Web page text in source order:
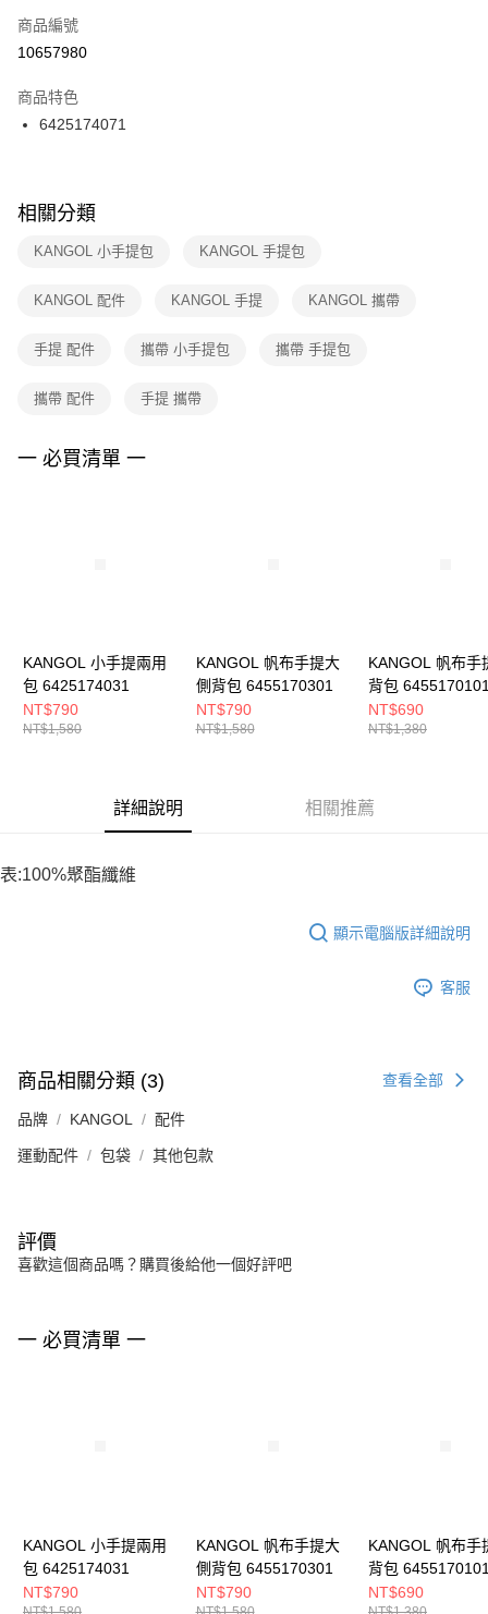
【「AFTEE先享後付」結帳流程】
１．於結帳方式選擇「AFTEE先享後付」後，將跳轉至「AFTEE先享後付」
２．訂單成立數日內，您將收到繳費通知簡訊。
３．收到繳費通知簡訊後14天內，點擊此簡訊中的連結，可透過四大超商／
ATM／網路銀行／等多元方式進行付款，方視為交易完成。
※ 交易是否成功請以「AFTEE先享後付 」之結帳頁面顯示為準，若有關於
是否繳費成功／繳費後需取消欲退款等相關疑問，請聯繫「AFTEE先享後付
客戶支援中心」https://netprotections.freshdesk.com/support/home
１．透過由恩沛科技股份有限公司提供之「AFTEE先享後付」服務完成之交
權轉讓予恩沛科技股份有限公司。
３．未成年的使用者請事先徵得法定代理人或監護人之同意方可使用
４．使用「AFTEE先享後付」時，將依據個別帳號之用戶狀況，依本公司即
宅配
每筆NT$100，滿NT$1,500(含以上)免運費
付款後門市自取
每筆NT$100，滿NT$1,500(含以上)免運費
商品編號
10657980
商品特色
6425174071
相關分類
KANGOL 小手提包 KANGOL 手提包
KANGOL 配件 KANGOL 手提 KANGOL 攜帶
手提 配件 攜帶 小手提包 攜帶 手提包
攜帶 配件 手提 攜帶
一 必買清單 一
KANGOL 小手提兩用
包 6425174031
NT$790
NT$1,580
KANGOL 帆布手提大
側背包 6455170301
NT$790
NT$1,580
KANGOL 帆布手
背包
NT$690
NT$1,380
詳細說明 相關推薦
表:100%聚酯纖維
顯示電腦版詳細說明
客服
商品相關分類 (3) 查看全部
品牌 KANGOL 配件
運動配件 包袋 其他包款
評價
喜歡這個商品嗎？購買後給他一個好評吧
一 必買清單 一
KANGOL 小手提兩用
包 6425174031
NT$790
KANGOL 帆布手提大
側背包 6455170301
NT$790
KANGOL 帆布手
背包
NT$690